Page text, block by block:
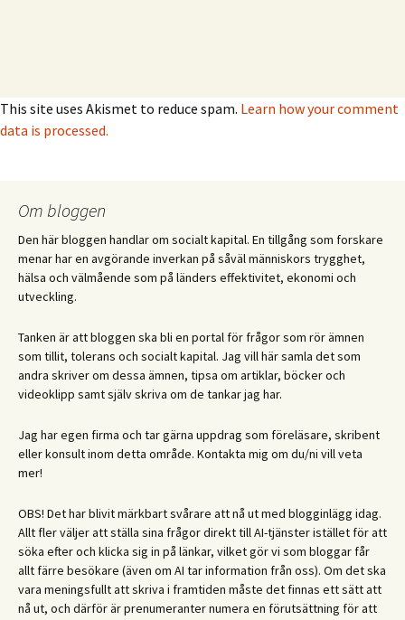
This site uses Akismet to reduce spam. Learn how your comment
data is processed.
Om bloggen
Den här bloggen handlar om socialt kapital. En tillgång som forskare
menar har en avgörande inverkan på såväl människors trygghet,
hälsa och välmående som på länders effektivitet, ekonomi och
utveckling.
Tanken är att bloggen ska bli en portal för frågor som rör ämnen
som tillit, tolerans och socialt kapital. Jag vill här samla det som
andra skriver om dessa ämnen, tipsa om artiklar, böcker och
videoklipp samt själv skriva om de tankar jag har.
Jag har egen firma och tar gärna uppdrag som föreläsare, skribent
eller konsult inom detta område. Kontakta mig om du/ni vill veta
mer!
OBS! Det har blivit märkbart svårare att nå ut med blogginlägg idag.
Allt fler väljer att ställa sina frågor direkt till AI-tjänster istället för att
söka efter och klicka sig in på länkar, vilket gör vi som bloggar får
allt färre besökare (även om AI tar information från oss). Om det ska
vara meningsfullt att skriva i framtiden måste det finnas ett sätt att
nå ut, och därför är prenumeranter numera en förutsättning för att